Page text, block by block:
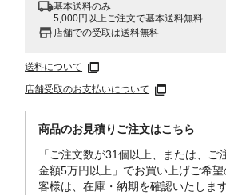
基本送料のみ
5,000円以上ご注文で基本送料無料
店舗での受取は送料無料
送料について
店舗受取のお支払いについて
商品のお見積りご注文はこちら
「ご注文数が31個以上、または、ご
金額5万円以上」でお買い上げご希望
客様は、在庫・納期を確認いたします